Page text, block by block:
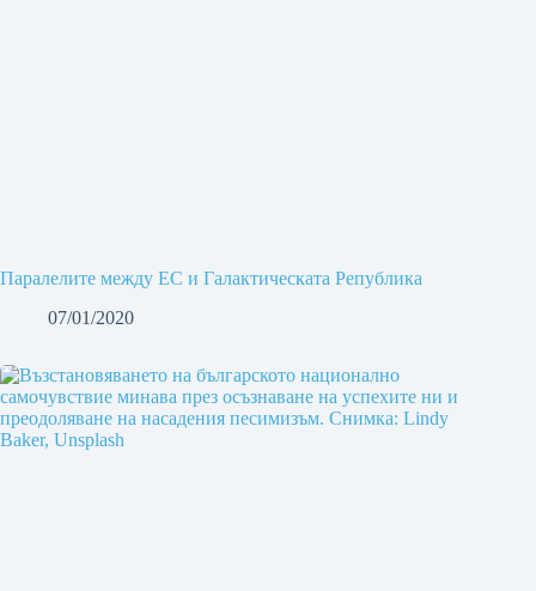
Паралелите между ЕС и Галактическата Република
07/01/2020